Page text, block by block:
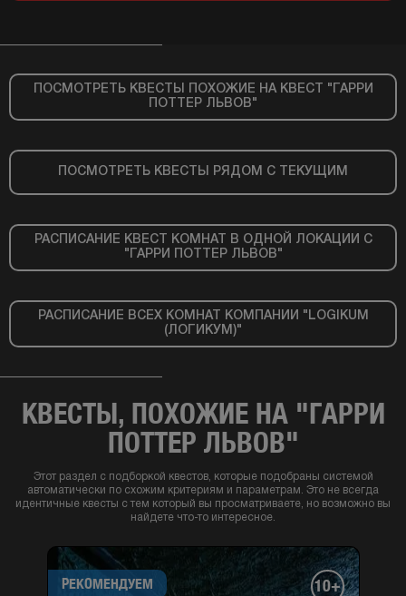
ПОСМОТРЕТЬ КВЕСТЫ ПОХОЖИЕ НА КВЕСТ "ГАРРИ
ПОТТЕР ЛЬВОВ"
ПОСМОТРЕТЬ КВЕСТЫ РЯДОМ С ТЕКУЩИМ
РАСПИСАНИЕ КВЕСТ КОМНАТ В ОДНОЙ ЛОКАЦИИ С
"ГАРРИ ПОТТЕР ЛЬВОВ"
РАСПИСАНИЕ ВСЕХ КОМНАТ КОМПАНИИ "LOGIKUM
(ЛОГИКУМ)"
КВЕСТЫ, ПОХОЖИЕ НА "ГАРРИ
ПОТТЕР ЛЬВОВ"
Этот раздел с подборкой квестов, которые подобраны системой
автоматически по схожим критериям и параметрам. Это не всегда
идентичные квесты с тем который вы просматриваете, но возможно вы
найдете что-то интересное.
РЕКОМЕНДУЕМ 10+